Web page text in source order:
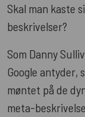
Skal man kaste
beskrivelser?
Som Danny
Google
møntet på de
meta-